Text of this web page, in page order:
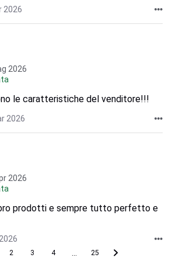
2026
2026
le caratteristiche del venditore!!!
2026
2026
prodotti e sempre tutto perfetto e
2 3 4 25